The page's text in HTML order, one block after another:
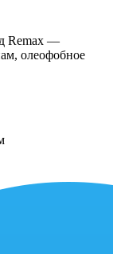
Remax —
олеофобное